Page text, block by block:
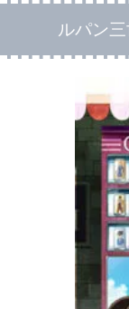
ルパン